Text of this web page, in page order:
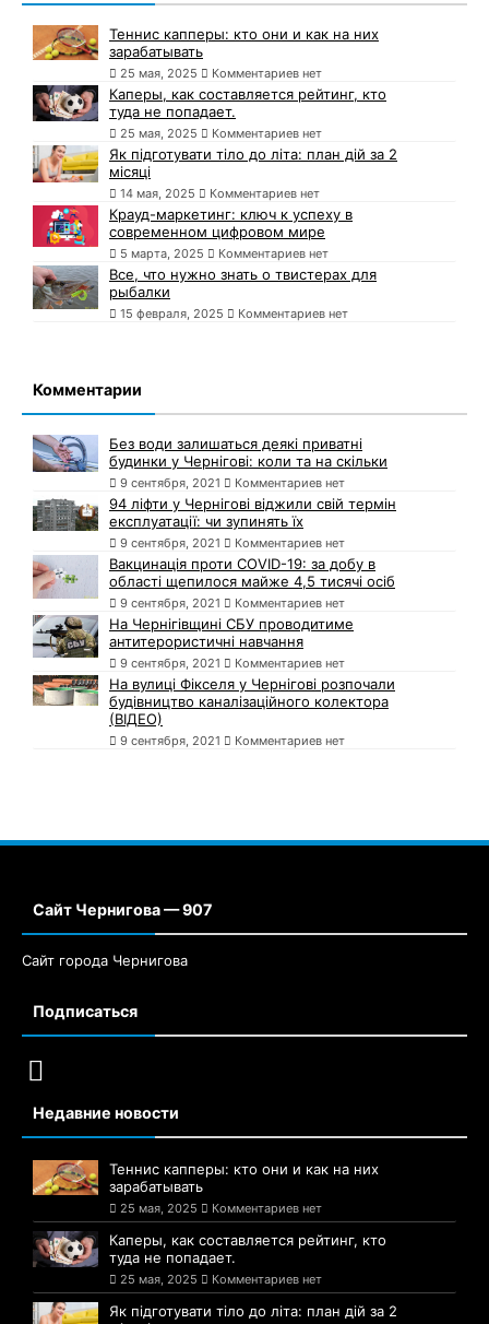
Теннис капперы: кто они и как на них
зарабатывать
25 мая, 2025 Комментариев нет
Каперы, как составляется рейтинг, кто
туда не попадает.
25 мая, 2025 Комментариев нет
Як підготувати тіло до літа: план дій за 2
місяці
14 мая, 2025 Комментариев нет
Крауд-маркетинг: ключ к успеху в
современном цифровом мире
5 марта, 2025 Комментариев нет
Все, что нужно знать о твистерах для
рыбалки
15 февраля, 2025 Комментариев нет
Комментарии
Без води залишаться деякі приватні
будинки у Чернігові: коли та на скільки
9 сентября, 2021 Комментариев нет
94 ліфти у Чернігові віджили свій термін
експлуатації: чи зупинять їх
9 сентября, 2021 Комментариев нет
Вакцинація проти COVID-19: за добу в
області щепилося майже 4,5 тисячі осіб
9 сентября, 2021 Комментариев нет
На Чернігівщині СБУ проводитиме
антитерористичні навчання
9 сентября, 2021 Комментариев нет
На вулиці Фікселя у Чернігові розпочали
будівництво каналізаційного колектора
(ВІДЕО)
9 сентября, 2021 Комментариев нет
Сайт Чернигова — 907
Сайт города Чернигова
Подписаться
Недавние новости
Теннис капперы: кто они и как на них
зарабатывать
25 мая, 2025 Комментариев нет
Каперы, как составляется рейтинг, кто
туда не попадает.
25 мая, 2025 Комментариев нет
Як підготувати тіло до літа: план дій за 2